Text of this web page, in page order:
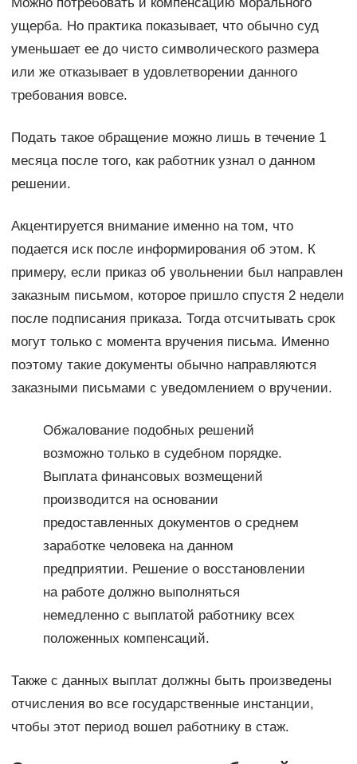
Можно потребовать и компенсацию морального
ущерба. Но практика показывает, что обычно суд
уменьшает ее до чисто символического размера
или же отказывает в удовлетворении данного
требования вовсе.
Подать такое обращение можно лишь в течение 1
месяца после того, как работник узнал о данном
решении.
Акцентируется внимание именно на том, что
подается иск после информирования об этом. К
примеру, если приказ об увольнении был направлен
заказным письмом, которое пришло спустя 2 недели
после подписания приказа. Тогда отсчитывать срок
могут только с момента вручения письма. Именно
поэтому такие документы обычно направляются
заказными письмами с уведомлением о вручении.
Обжалование подобных решений
возможно только в судебном порядке.
Выплата финансовых возмещений
производится на основании
предоставленных документов о среднем
заработке человека на данном
предприятии. Решение о восстановлении
на работе должно выполняться
немедленно с выплатой работнику всех
положенных компенсаций.
Также с данных выплат должны быть произведены
отчисления во все государственные инстанции,
чтобы этот период вошел работнику в стаж.